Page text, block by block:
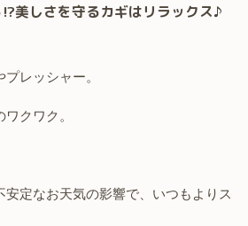
美しさを守るカギはリラックス♪
レッシャー。
クワク。
安定なお天気の影響で、いつもよりス